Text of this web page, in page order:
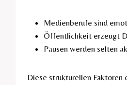
Medienberufe sind
Öffentlichkeit erzeugt
Pausen werden selten
Diese strukturellen Faktoren